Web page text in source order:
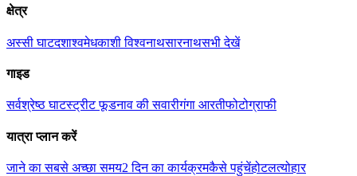
क्षेत्र
अस्सी घाटदशाश्वमेधकाशी विश्वनाथसारनाथसभी देखें
गाइड
सर्वश्रेष्ठ घाटस्ट्रीट फूडनाव की सवारीगंगा आरतीफोटोग्राफी
यात्रा प्लान करें
जाने का सबसे अच्छा समय2 दिन का कार्यक्रमकैसे पहुंचेंहोटलत्योहार